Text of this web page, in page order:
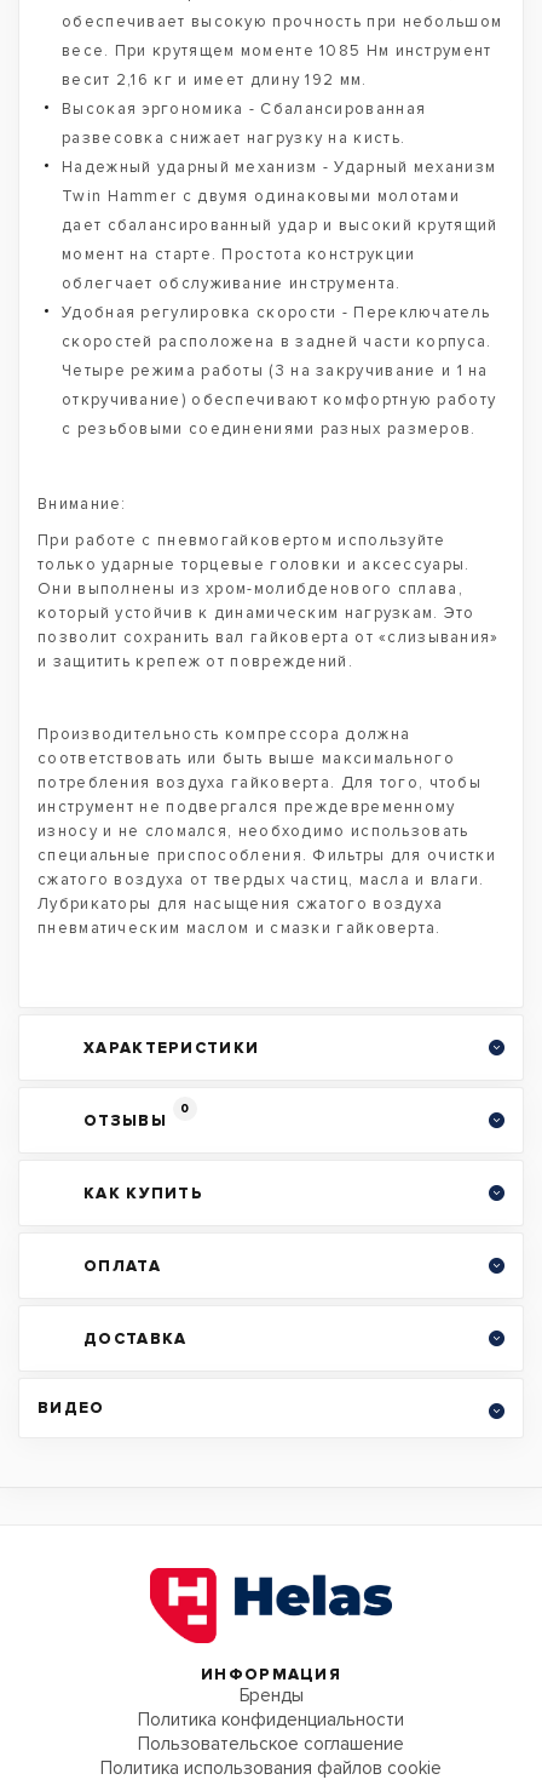
обеспечивает высокую прочность при небольшом
весе. При крутящем моменте 1085 Нм инструмент
весит 2,16 кг и имеет длину 192 мм.
Высокая эргономика - Сбалансированная
развесовка снижает нагрузку на кисть.
Надежный ударный механизм - Ударный механизм
Twin Hammer с двумя одинаковыми молотами
дает сбалансированный удар и высокий крутящий
момент на старте. Простота конструкции
облегчает обслуживание инструмента.
Удобная регулировка скорости - Переключатель
скоростей расположена в задней части корпуса.
Четыре режима работы (3 на закручивание и 1 на
откручивание) обеспечивают комфортную работу
с резьбовыми соединениями разных размеров.
Внимание:
При работе с пневмогайковертом используйте
только ударные торцевые головки и аксессуары.
Они выполнены из хром-молибденового сплава,
который устойчив к динамическим нагрузкам. Это
позволит сохранить вал гайковерта от «слизывания»
и защитить крепеж от повреждений.
Производительность компрессора должна
соответствовать или быть выше максимального
потребления воздуха гайковерта. Для того, чтобы
инструмент не подвергался преждевременному
износу и не сломался, необходимо использовать
специальные приспособления. Фильтры для очистки
сжатого воздуха от твердых частиц, масла и влаги.
Лубрикаторы для насыщения сжатого воздуха
пневматическим маслом и смазки гайковерта.
ХАРАКТЕРИСТИКИ
ОТЗЫВЫ
0
КАК КУПИТЬ
ОПЛАТА
ДОСТАВКА
ВИДЕО
ИНФОРМАЦИЯ
Бренды
Политика конфиденциальности
Пользовательское соглашение
Политика использования файлов cookie